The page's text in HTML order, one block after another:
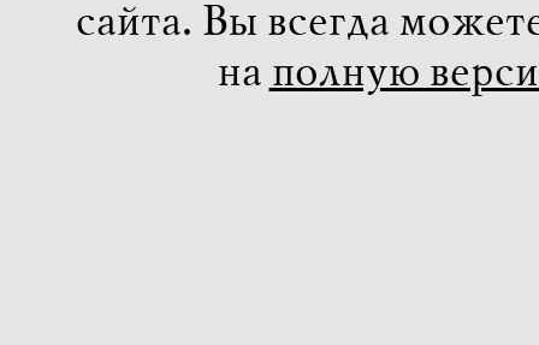
сайта. Вы всегда
на полную